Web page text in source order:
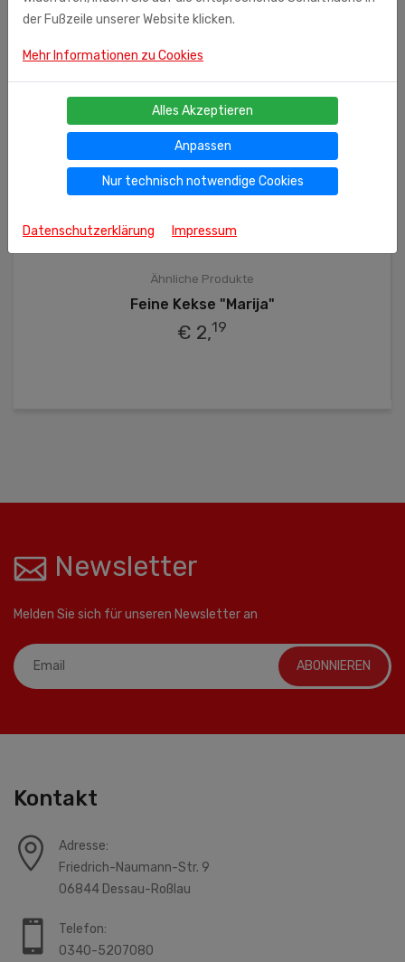
Ähnliche Produkte
Feine Kekse "Marija"
€ 2,19
Newsletter
Melden Sie sich für unseren Newsletter an
ABONNIEREN
Kontakt
Adresse:
Friedrich-Naumann-Str. 9
06844 Dessau-Roßlau
Telefon:
0340-5207080
der Fußzeile unserer Website klicken.
Mehr Informationen zu Cookies
Alles Akzeptieren
Anpassen
Nur technisch notwendige Cookies
Datenschutzerklärung Impressum